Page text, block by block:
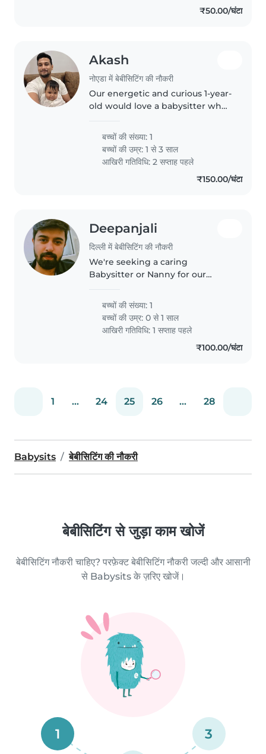
₹50.00/घंटा
Akash
नोएडा में बेबीसिटिंग की नौकरी
Our energetic and curious 1-year-
old would love a babysitter who
up with their sporty spirit. ideal if
you're a nanny, babysitter or
fellow parent open..
बच्चों की संख्या: 1
बच्चों की उम्र:1 से 3 साल
आखिरी गतिविधि: 2 सप्ताह पहले
₹150.00/घंटा
Deepanjali
दिल्ली में बेबीसिटिंग की नौकरी
We're seeking a caring
Babysitter or Nanny for our
need to be comfortable with
light chores. English and Hindi
fluency is a plus
बच्चों की संख्या: 1
बच्चों की उम्र:0 से 1 साल
आखिरी गतिविधि: 1 सप्ताह पहले
₹100.00/घंटा
1 ... 24 25 26 ... 28
Babysits बेबीसिटिंग की नौकरी
बेबीसिटिंग से जुड़ा काम खोजें
बेबीसिटिंग नौकरी चाहिए? परफ़ेक्ट बेबीसिटिंग नौकरी जल्दी और आसानी
से Babysits के ज़रिए खोजें।
1 3